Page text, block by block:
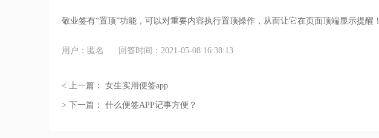
敬业签有“置顶”功能，可以对重要内容执行置顶操作，从而让它在页面顶端显示提醒！
用户：匿名 回答时间：2021-05-08 16:38:13
< 上一篇： 女生实用便签app
> 下一篇： 什么便签APP记事方便？